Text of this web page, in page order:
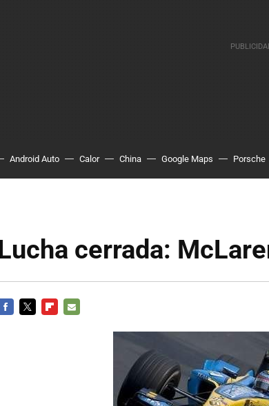
Android Auto Calor China Google Maps Porsche
cerrada: